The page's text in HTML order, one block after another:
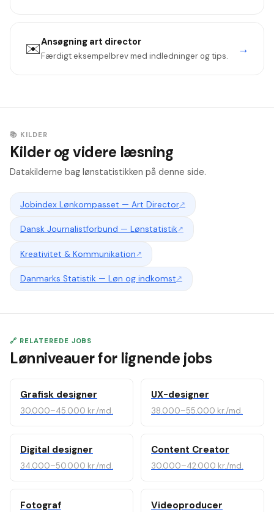
✉️Ansøgning art director
Færdigt eksempelbrev med indledninger og tips.
→
📚 KILDER
Kilder og videre læsning
Datakilderne bag lønstatistikken på denne side.
Jobindex Lønkompasset — Art Director↗
Dansk Journalistforbund — Lønstatistik↗
Kreativitet & Kommunikation↗
Danmarks Statistik — Løn og indkomst↗
🔗 RELATEREDE JOBS
Lønniveauer for lignende jobs
Grafisk designer
30.000–45.000 kr./md.
UX-designer
38.000–55.000 kr./md.
Digital designer
34.000–50.000 kr./md.
Content Creator
30.000–42.000 kr./md.
Fotograf Videoproducer